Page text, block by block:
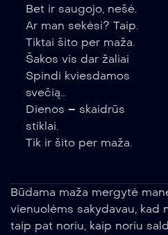
Bet ir saugojo, nešė.
Ar man sekėsi? Taip.
Tiktai šito per maža.
Šakos vis dar žaliai
Spindi kviesdamos
svečią…
Dienos – skaidrūs
stiklai.
Tik ir šito per maža.
Būdama maža mergytė
vienuolėms sakydavau, kad
taip pat noriu, kaip noriu